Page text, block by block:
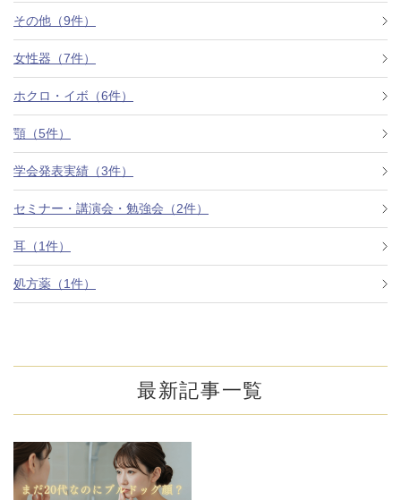
よくあるご質問
美容ブログ
その他（9件）
女性器（7件）
ホクロ・イボ（6件）
顎（5件）
学会発表実績（3件）
セミナー・講演会・勉強会（2件）
耳（1件）
処方薬（1件）
最新記事一覧